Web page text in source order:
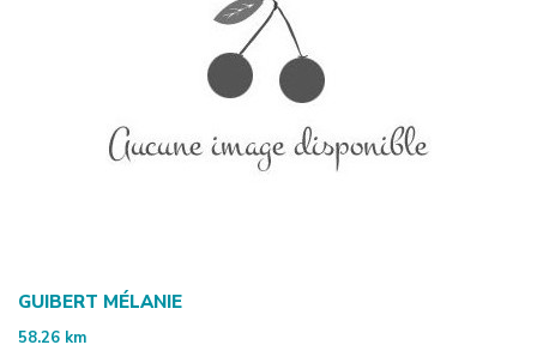
GUIBERT MÉLANIE
58.26 km